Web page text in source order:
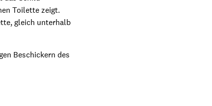
Toilette zeigt.
gleich unterhalb
Beschickern des